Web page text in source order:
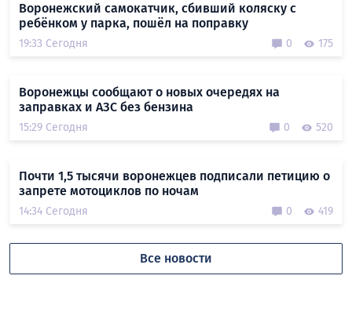
Воронежский самокатчик, сбивший коляску с
ребёнком у парка, пошёл на поправку
19:33 Сегодня 0 175
Воронежцы сообщают о новых очередях на
заправках и АЗС без бензина
15:29 Сегодня 0 520
Почти 1,5 тысячи воронежцев подписали петицию о
запрете мотоциклов по ночам
14:34 Сегодня 0 419
Все новости